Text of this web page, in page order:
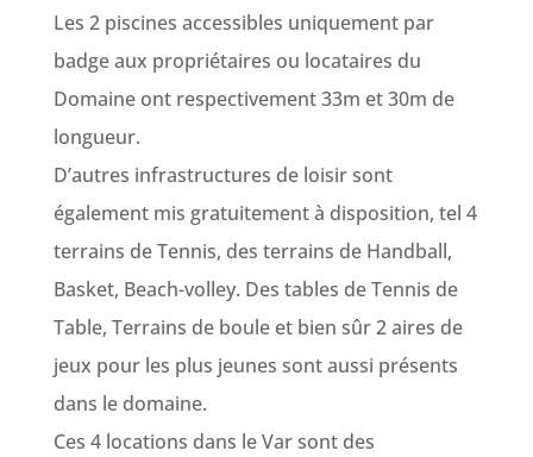
Les 2 piscines accessibles uniquement par
badge aux propriétaires ou locataires du
Domaine ont respectivement 33m et 30m de
longueur.
D’autres infrastructures de loisir sont
également mis gratuitement à disposition, tel 4
terrains de Tennis, des terrains de Handball,
Basket, Beach-volley. Des tables de Tennis de
Table, Terrains de boule et bien sûr 2 aires de
jeux pour les plus jeunes sont aussi présents
dans le domaine.
Ces 4 locations dans le Var sont des